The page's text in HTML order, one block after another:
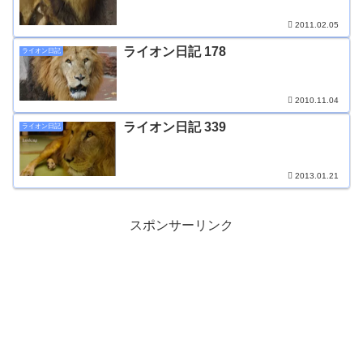
2011.02.05
ライオン日記 ライオン日記 178
2010.11.04
ライオン日記 ライオン日記 339
2013.01.21
スポンサーリンク